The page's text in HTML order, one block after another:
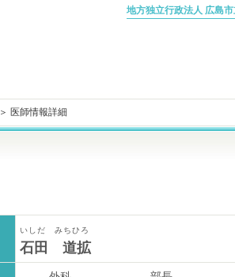
地方独立行政法人 広島
＞ 医師情報詳細
いしだ みちひろ
石田 道拡